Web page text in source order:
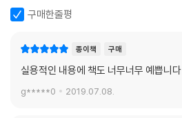
104 페이조아
105 산수국
106 나비수국
108 조
109 부들
구매한줄평
종이책 구매
실용적인 내용에 책도 너무너무 예쁩니다
g*****0 2019.07.08.